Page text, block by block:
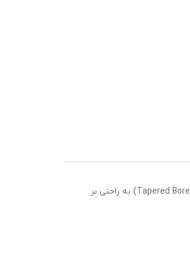
بلبرینگ 2212K KG ساخت چین از خانواده بلبرینگ‌های خودتنظیم دو ردیفه ساچمه‌ای (Self Aligning Ball Bearing) است و با داشتن سوراخ داخلی مخروطی (Tapered Bore) به راحتی بر